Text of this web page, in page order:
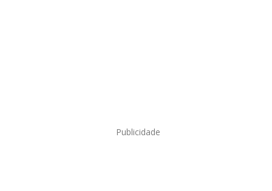
Publicidade